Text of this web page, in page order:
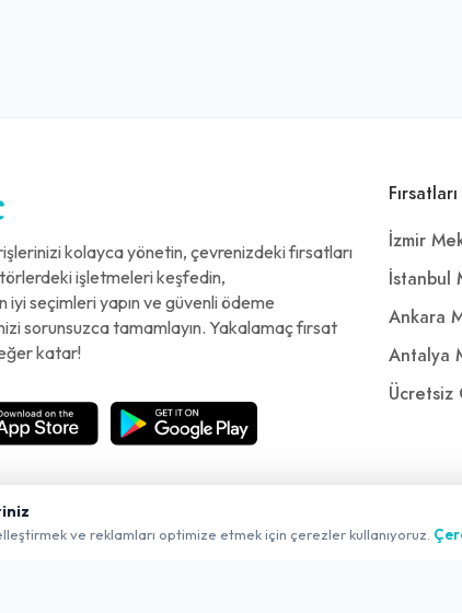
kolayca yönetin, çevrenizdeki fırsatları
işletmeleri keşfedin,
seçimleri yapın ve güvenli ödeme
sorunsuzca tamamlayın. Yakalamaç fırsat
katar!
İzmir
İstanbul
Ankara
Antalya
Ücretsiz
ve reklamları optimize etmek için çerezler kullanıyoruz.